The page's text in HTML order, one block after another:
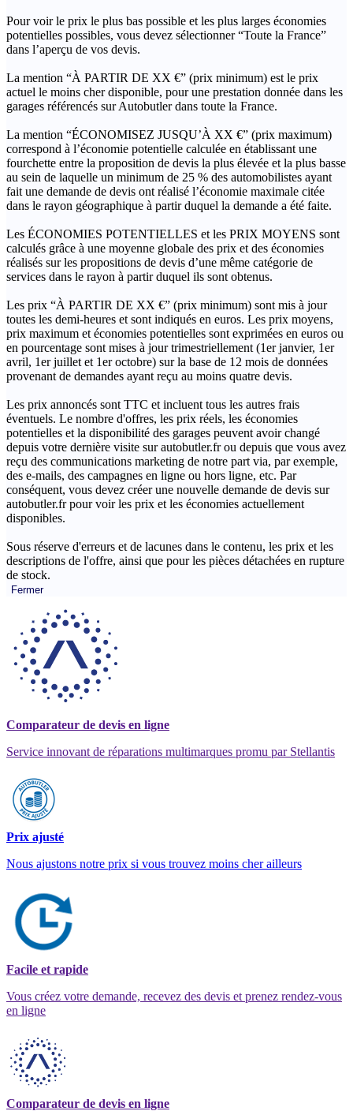
Pour voir le prix le plus bas possible et les plus larges économies
potentielles possibles, vous devez sélectionner “Toute la France”
dans l’aperçu de vos devis.
La mention “À PARTIR DE XX €” (prix minimum) est le prix
actuel le moins cher disponible, pour une prestation donnée dans les
garages référencés sur Autobutler dans toute la France.
La mention “ÉCONOMISEZ JUSQU’À XX €” (prix maximum)
correspond à l’économie potentielle calculée en établissant une
fourchette entre la proposition de devis la plus élevée et la plus basse
au sein de laquelle un minimum de 25 % des automobilistes ayant
fait une demande de devis ont réalisé l’économie maximale citée
dans le rayon géographique à partir duquel la demande a été faite.
Les ÉCONOMIES POTENTIELLES et les PRIX MOYENS sont
calculés grâce à une moyenne globale des prix et des économies
réalisés sur les propositions de devis d’une même catégorie de
services dans le rayon à partir duquel ils sont obtenus.
Les prix “À PARTIR DE XX €” (prix minimum) sont mis à jour
toutes les demi-heures et sont indiqués en euros. Les prix moyens,
prix maximum et économies potentielles sont exprimées en euros ou
en pourcentage sont mises à jour trimestriellement (1er janvier, 1er
avril, 1er juillet et 1er octobre) sur la base de 12 mois de données
provenant de demandes ayant reçu au moins quatre devis.
Les prix annoncés sont TTC et incluent tous les autres frais
éventuels. Le nombre d'offres, les prix réels, les économies
potentielles et la disponibilité des garages peuvent avoir changé
depuis votre dernière visite sur autobutler.fr ou depuis que vous avez
reçu des communications marketing de notre part via, par exemple,
des e-mails, des campagnes en ligne ou hors ligne, etc. Par
conséquent, vous devez créer une nouvelle demande de devis sur
autobutler.fr pour voir les prix et les économies actuellement
disponibles.
Sous réserve d'erreurs et de lacunes dans le contenu, les prix et les
descriptions de l'offre, ainsi que pour les pièces détachées en rupture
de stock.
Fermer
Comparateur de devis en ligne
Service innovant de réparations multimarques promu par Stellantis
Prix ajusté
Nous ajustons notre prix si vous trouvez moins cher ailleurs
Facile et rapide
Vous créez votre demande, recevez des devis et prenez rendez-vous
en ligne
Comparateur de devis en ligne